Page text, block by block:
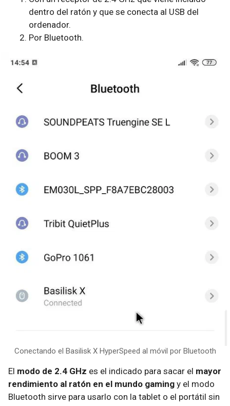
dentro del ratón y que se conecta al USB del
ordenador.
Por Bluetooth.
Conectando el Basilisk X HyperSpeed al móvil por Bluetooth
El modo de 2.4 GHz es el indicado para sacar el mayor
rendimiento al ratón en el mundo gaming y el modo
Bluetooth sirve para usarlo con la tablet o el portátil sin